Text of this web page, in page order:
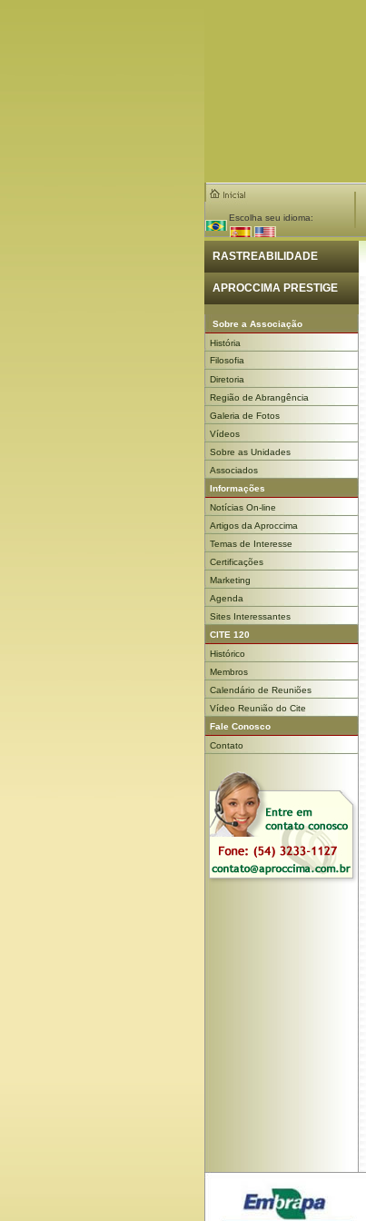
Escolha seu idioma:
RASTREABILIDADE
APROCCIMA PRESTIGE
Sobre a Associação
História
Filosofia
Diretoria
Região de Abrangência
Galeria de Fotos
Vídeos
Sobre as Unidades
Associados
Informações
Notícias On-line
Artigos da Aproccima
Temas de Interesse
Certificações
Marketing
Agenda
Sites Interessantes
CITE 120
Histórico
Membros
Calendário de Reuniões
Vídeo Reunião do Cite
Fale Conosco
Contato